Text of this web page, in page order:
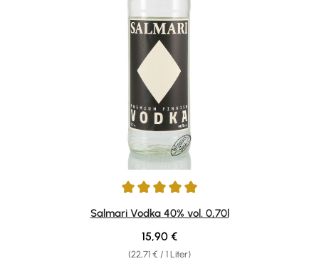
Durchschnittliche Bewertung von 5 von 5 Sternen
Salmari Vodka 40% vol. 0,70l
(22,71 € / 1 Liter)
Regulärer Preis:
15,90 €